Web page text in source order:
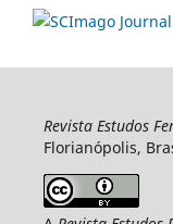
Revista Estudos
Florianópolis,